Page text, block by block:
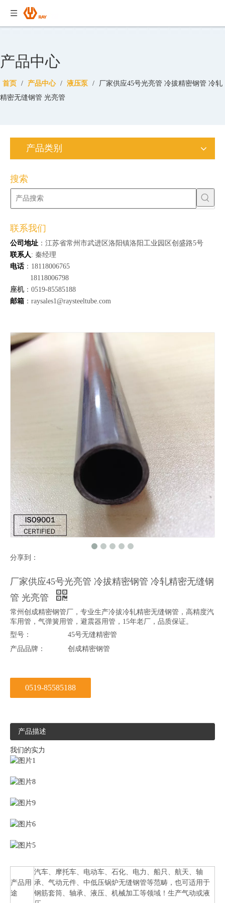
产品中心
首页 / 产品中心 / 液压泵 /
厂家供应45号光亮管 冷拔精密钢管 冷轧
精密无缝钢管 光亮管
产品类别
搜索
联系我们
公司地址 ：江苏省常州市武进区洛阳镇洛阳工业园区创盛路5号
联系人: 秦经理
电话：18118006765
18118006798
座机：0519-85585188
邮箱 ：raysales1@raysteeltube.com
分享到：
厂家供应45号光亮管 冷拔精密钢管 冷轧精密无缝钢
管 光亮管
常州创成精密钢管厂，专业生产冷拔冷轧精密无缝钢管，高精度汽
车用管，气弹簧用管，避震器用管，15年老厂，品质保证。
型号：
45号无缝精密管
产品品牌：
创成精密钢管
0519-85585188
产品描述
我们的实力
产品用
途
汽车、摩托车、电动车、石化、电力、船只、航天、轴
承、气动元件、中低压锅炉无缝钢管等范畴，也可适用于
钢筋套筒、轴承、液压、机械加工等领域！生产气动或液